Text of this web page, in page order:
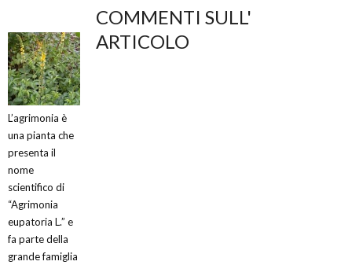
L’agrimonia è
una pianta che
presenta il
nome
scientifico di
“Agrimonia
eupatoria L.” e
fa parte della
grande famiglia
COMMENTI SULL'
ARTICOLO